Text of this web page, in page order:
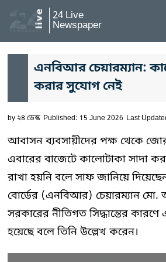
24 Live
Newspaper
এনবিআর চেয়ারম্যান:
করার সুযোগ নেই
by২৪ ডেস্ক Published: 15 June 2026 Last
আবাসন ব্যবসায়ীদের পক্ষ থেকে
এবারের বাজেটে কালোটাকা সাদা
রাখা হয়নি বলে সাফ জানিয়ে
বোর্ডের (এনবিআর) চেয়ারম্যান মো.
সরকারের নীতিগত সিদ্ধান্তের
হয়েছে বলে তিনি উল্লেখ করেন।